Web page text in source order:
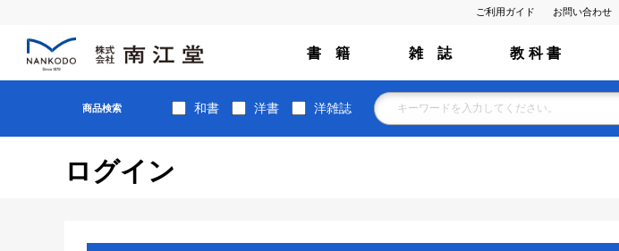
ご利用ガイド お問い合わせ
書 籍 雑 誌 教 科 書
商品検索 和書 洋書 洋雑誌
ログイン